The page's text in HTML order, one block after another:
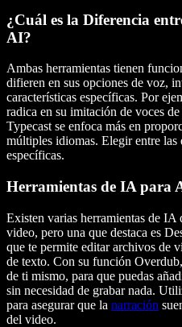
¿Cuál es la Diferencia
AI?
Ambas herramientas tienen
difieren en sus opciones de voz,
características específicas. Por
radica en su imitación de voces
Typecast se enfoca más en
múltiples idiomas. Elegir entre las
específicas.
Herramientas de IA para
Existen varias herramientas de IA
video, pero una que destaca es
que te permite editar archivos de
de texto. Con su función
de ti mismo, para que puedas
sin necesidad de grabar nada.
para asegurar que la narración
del video.